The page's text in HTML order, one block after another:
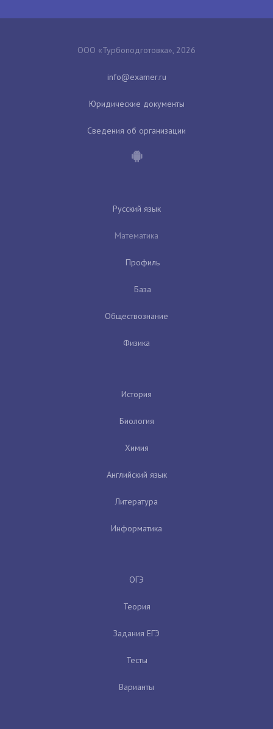
ООО «Турбоподготовка», 2026
Юридические документы
Сведения об организации
Русский язык
Математика
Профиль
База
Обществознание
Физика
История
Биология
Химия
Английский язык
Литература
Информатика
ОГЭ
Теория
Задания ЕГЭ
Тесты
Варианты